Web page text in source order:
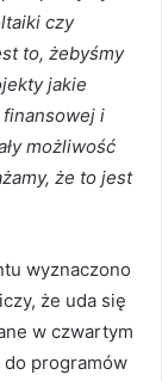
czy
to, żebyśmy
jakie
i
możliwość
że to jest
wyznaczono
że uda się
w czwartym
programów